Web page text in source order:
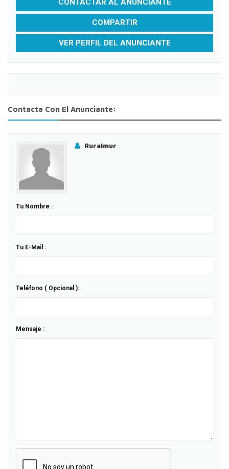
COMPARTIR
VER PERFIL DEL ANUNCIANTE
Contacta Con El Anunciante:
Ruralmur
Tu Nombre :
Tu E-Mail :
Teléfono ( Opcional ):
Mensaje :